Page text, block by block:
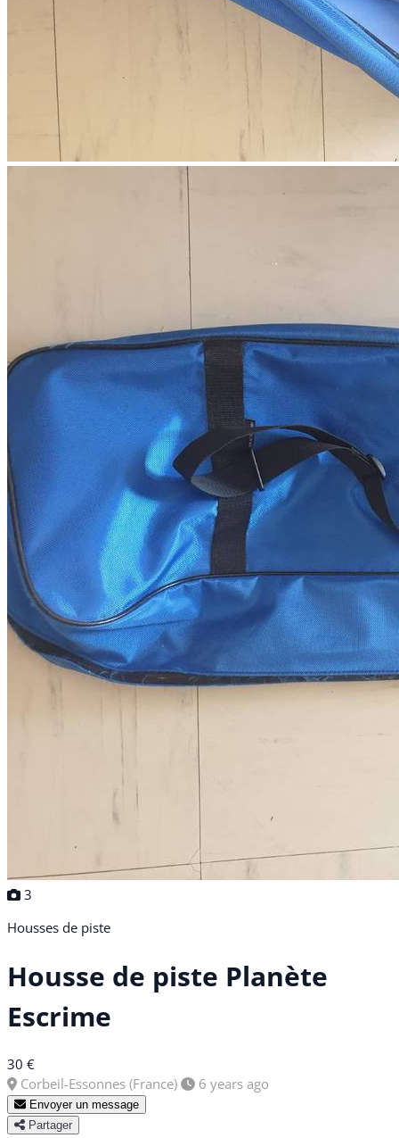
3
Housses de piste
Housse de piste Planète
Escrime
30 €
Corbeil-Essonnes (France)
6 years ago
Envoyer un message
Partager